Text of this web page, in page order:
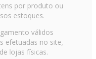
por produto ou
estoques.
válidos
efetuadas no site,
lojas físicas.